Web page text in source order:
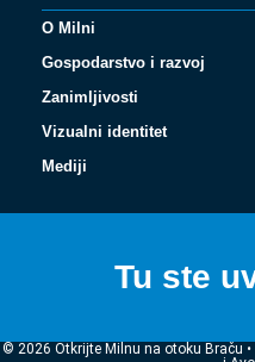
O Milni
Gospodarstvo i razvoj
Zanimljivosti
Vizualni identitet
Mediji
Tu ste
© 2026 Otkrijte Milnu na otoku Braču